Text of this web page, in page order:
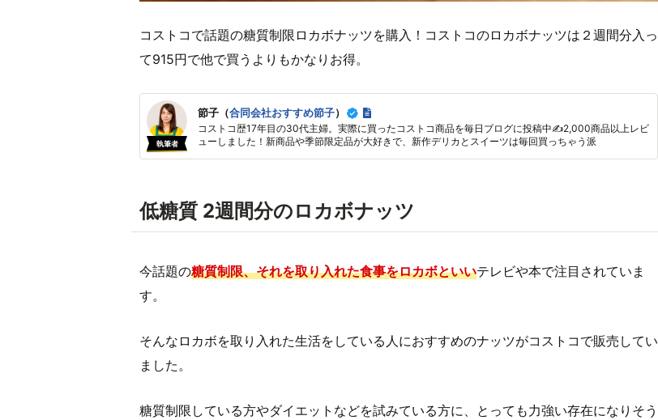
コストコで話題の糖質制限ロカボナッツを購入！コストコのロカボナッツは２週間分入っ
て915円で他で買うよりもかなりお得。
執筆者
節子（合同会社おすすめ節子）
コストコ歴17年目の30代主婦。実際に買ったコストコ商品を毎日ブログに投稿中✍2,000商品以上レビ
ューしました！新商品や季節限定品が大好きで、新作デリカとスイーツは毎回買っちゃう派
低糖質 2週間分のロカボナッツ
今話題の糖質制限、それを取り入れた食事をロカボといいテレビや本で注目されていま
す。
そんなロカボを取り入れた生活をしている人におすすめのナッツがコストコで販売してい
ました。
糖質制限している方やダイエットなどを試みている方に、とっても力強い存在になりそう